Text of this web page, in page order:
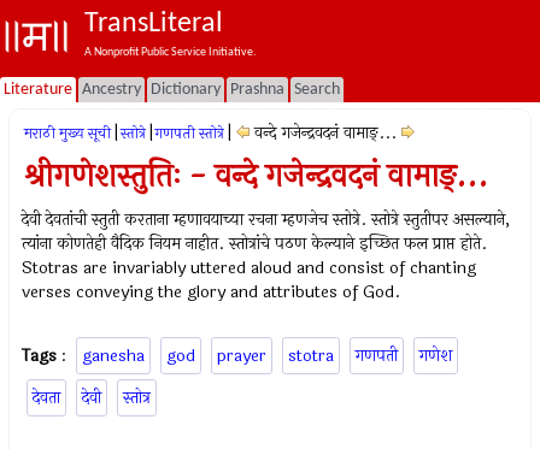
TransLiteral
A Nonprofit Public Service Initiative.
Literature Ancestry Dictionary Prashna Search
मराठी मुख्य सूची स्तोत्रे गणपती स्तोत्रे वन्दे गजेन्द्रवदनं वामाङ्...
श्रीगणेशस्तुतिः - वन्दे गजेन्द्रवदनं वामाङ्...
देवी देवतांची स्तुती करताना म्हणावयाच्या रचना म्हणजेच स्तोत्रे. स्तोत्रे स्तुतीपर असल्याने,
त्यांना कोणतेही वैदिक नियम नाहीत. स्तोत्रांचे पठण केल्याने इच्छित फल प्राप्त होते.
Stotras are invariably uttered aloud and consist of chanting
verses conveying the glory and attributes of God.
Tags : ganesha god prayer stotra गणपती
गणेश
देवता
देवी स्तोत्र